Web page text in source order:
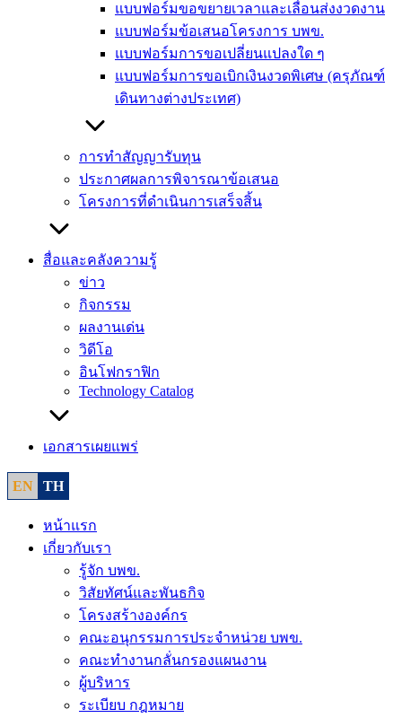
แบบฟอร์มขอขยายเวลาและเลื่อนส่งงวดงาน
แบบฟอร์มข้อเสนอโครงการ บพข.
แบบฟอร์มการขอเปลี่ยนแปลงใด ๆ
แบบฟอร์มการขอเบิกเงินงวดพิเศษ (ครุภัณฑ์
เดินทางต่างประเทศ)
การทำสัญญารับทุน
ประกาศผลการพิจารณาข้อเสนอ
โครงการที่ดำเนินการเสร็จสิ้น
สื่อและคลังความรู้
ข่าว
กิจกรรม
ผลงานเด่น
วิดีโอ
อินโฟกราฟิก
Technology Catalog
เอกสารเผยแพร่
EN TH
หน้าแรก
เกี่ยวกับเรา
รู้จัก บพข.
วิสัยทัศน์และพันธกิจ
โครงสร้างองค์กร
คณะอนุกรรมการประจำหน่วย บพข.
คณะทำงานกลั่นกรองแผนงาน
ผู้บริหาร
ระเบียบ กฎหมาย